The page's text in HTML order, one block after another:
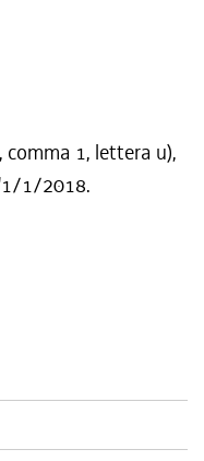
1, lettera u),
1/2018.